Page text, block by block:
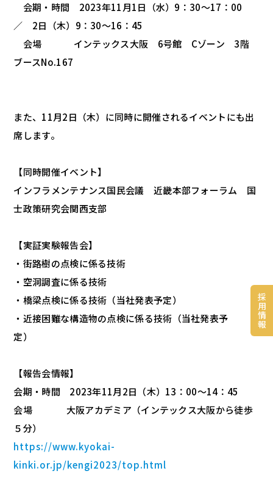
採
用
情
報
会期・時間 2023年11月1日（水）9：30～17：00
／ 2日（木）9：30～16：45
会場 インテックス大阪 6号館 Cゾーン 3階
ブースNo.167
また、11月2日（木）に同時に開催されるイベントにも出
席します。
【同時開催イベント】
インフラメンテナンス国民会議 近畿本部フォーラム 国
士政策研究会関西支部
【実証実験報告会】
・街路樹の点検に係る技術
・空洞調査に係る技術
・橋梁点検に係る技術（当社発表予定）
・近接困難な構造物の点検に係る技術（当社発表予
定）
【報告会情報】
会期・時間 2023年11月2日（木）13：00～14：45
会場 大阪アカデミア（インテックス大阪から徒歩
５分）
https://www.kyokai-
kinki.or.jp/kengi2023/top.html